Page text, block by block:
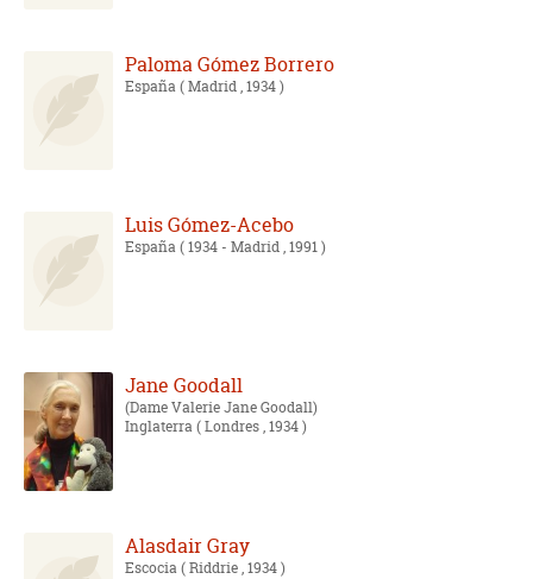
Paloma Gómez Borrero
España( Madrid , 1934 )
Luis Gómez-Acebo
España( 1934 - Madrid , 1991 )
Jane Goodall
Dame Valerie Jane Goodall
Inglaterra( Londres , 1934 )
Alasdair Gray
Escocia( Riddrie , 1934 )